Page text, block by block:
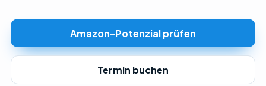
Amazon-Potenzial prüfen
Termin buchen